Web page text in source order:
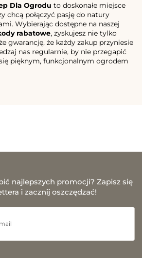
Dla Ogrodu to doskonałe miejsce
chcą połączyć pasję do natury
Wybierając dostępne na naszej
rabatowe, zyskujesz nie tylko
gwarancję, że każdy zakup przyniesie
nas regularnie, by nie przegapić
pięknym, funkcjonalnym ogrodem
najlepszych promocji? Zapisz się
i zacznij oszczędzać!